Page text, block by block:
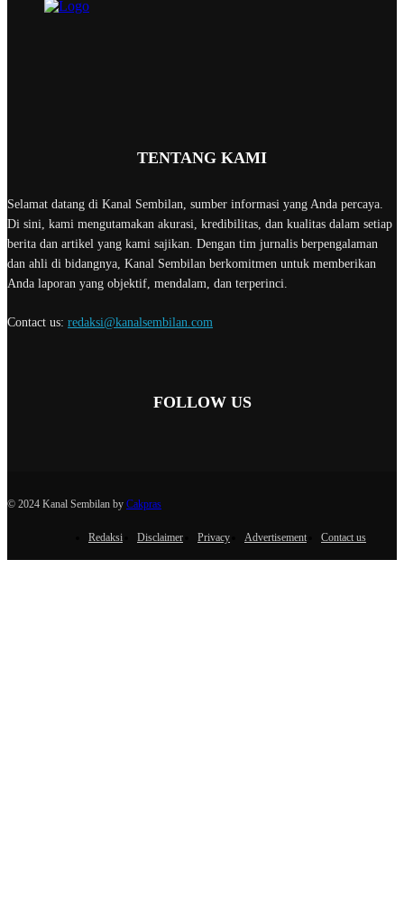
TENTANG KAMI
Selamat datang di Kanal Sembilan, sumber informasi yang Anda percaya.
Di sini, kami mengutamakan akurasi, kredibilitas, dan kualitas dalam setiap
berita dan artikel yang kami sajikan. Dengan tim jurnalis berpengalaman
dan ahli di bidangnya, Kanal Sembilan berkomitmen untuk memberikan
Anda laporan yang objektif, mendalam, dan terperinci.
Contact us: redaksi@kanalsembilan.com
FOLLOW US
© 2024 Kanal Sembilan by Cakpras
Redaksi Disclaimer Privacy Advertisement Contact us